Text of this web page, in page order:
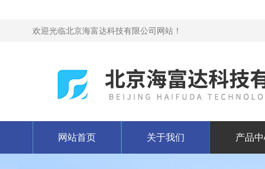
欢迎光临北京海富达科技有限公司网站！
网站首页 关于我们 产品